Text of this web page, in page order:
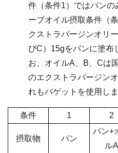
件（条件1）ではパンの
ーブオイル摂取条件（
クストラバージンオリ
びC）15gをパンに塗布
お、オイルA、B、Cは
のエクストラバージン
れもバゲットを使用しま
条件 1 2
摂取物 パン
パン+
ルA